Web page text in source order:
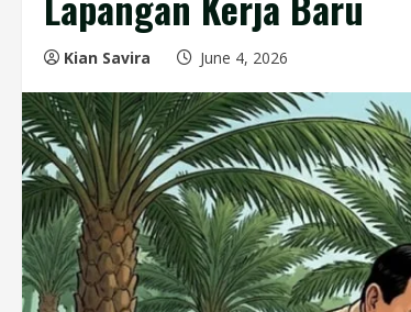
Kian Savira June 4, 2026